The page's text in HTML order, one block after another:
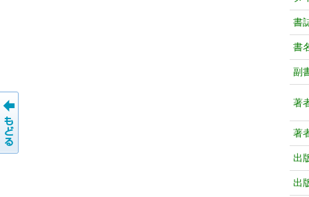
書
書
副
著
著
出
出